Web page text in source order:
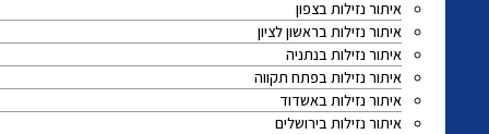
איתור נזילות בצפון
איתור נזילות בראשון לציון
איתור נזילות בנתניה
איתור נזילות בפתח תקווה
איתור נזילות באשדוד
איתור נזילות בירושלים